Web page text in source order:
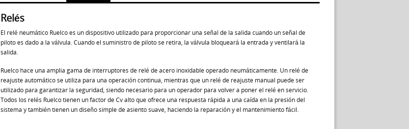
Relés
El relé neumático Ruelco es un dispositivo utilizado para proporcionar una señal de la salida cuando un señal de
piloto es dado a la válvula. Cuando el suministro de piloto se retira, la válvula bloqueará la entrada y ventilará la
salida.
Ruelco hace una amplia gama de interruptores de relé de acero inoxidable operado neumáticamente. Un relé de
reajuste automático se utiliza para una operación continua, mientras que un relé de reajuste manual puede ser
utilizado para garantizar la seguridad, siendo necesario para un operador para volver a poner el relé en servicio.
Todos los relés Ruelco tienen un factor de Cv alto que ofrece una respuesta rápida a una caída en la presión del
sistema y también tienen un diseño simple de asiento suave, haciendo la reparación y el mantenimiento fácil.